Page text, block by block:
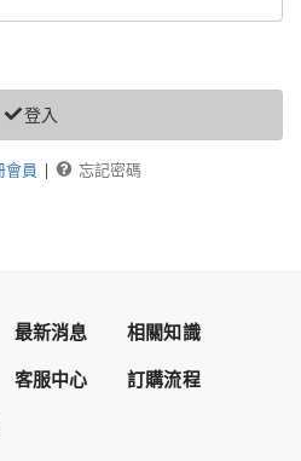
登入
會員 | 忘記密碼
最新消息
相關知識
客服中心
訂購流程